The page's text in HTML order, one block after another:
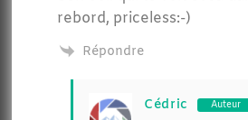
rebord, priceless:-)
Répondre
Cédric Auteur